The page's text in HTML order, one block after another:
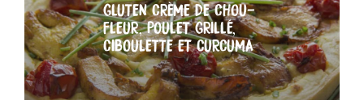
GLUTEN CRÈME DE CHOU-
FLEUR, POULET GRILLÉ,
CIBOULETTE ET CURCUMA